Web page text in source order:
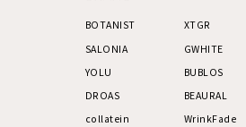
BOTANIST
SALONIA
YOLU
DROAS
collatein
XTGR
GWHITE
BUBLOS
BEAURAL
WrinkFade